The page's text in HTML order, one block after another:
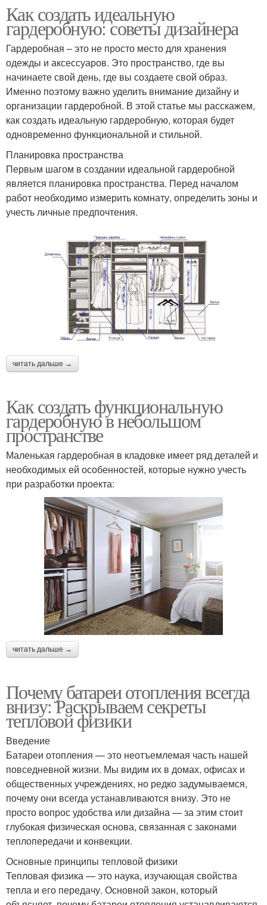
Как создать идеальную
гардеробную: советы дизайнера
Гардеробная – это не просто место для хранения
одежды и аксессуаров. Это пространство, где вы
начинаете свой день, где вы создаете свой образ.
Именно поэтому важно уделить внимание дизайну и
организации гардеробной. В этой статье мы расскажем,
как создать идеальную гардеробную, которая будет
одновременно функциональной и стильной.
Планировка пространства
Первым шагом в создании идеальной гардеробной
является планировка пространства. Перед началом
работ необходимо измерить комнату, определить зоны и
учесть личные предпочтения.
читать дальше →
Как создать функциональную
гардеробную в небольшом
пространстве
Маленькая гардеробная в кладовке имеет ряд деталей и
необходимых ей особенностей, которые нужно учесть
при разработки проекта:
читать дальше →
Почему батареи отопления всегда
внизу: Раскрываем секреты
тепловой физики
Введение
Батареи отопления — это неотъемлемая часть нашей
повседневной жизни. Мы видим их в домах, офисах и
общественных учреждениях, но редко задумываемся,
почему они всегда устанавливаются внизу. Это не
просто вопрос удобства или дизайна — за этим стоит
глубокая физическая основа, связанная с законами
теплопередачи и конвекции.
Основные принципы тепловой физики
Тепловая физика — это наука, изучающая свойства
тепла и его передачу. Основной закон, который